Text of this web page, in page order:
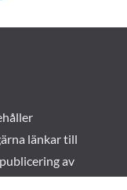
länkar till
av